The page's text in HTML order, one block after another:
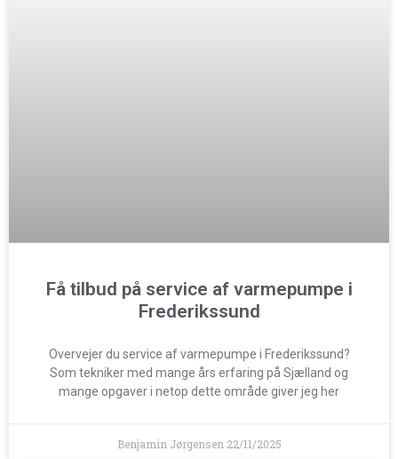
Få tilbud på service af varmepumpe i
Frederikssund
Overvejer du service af varmepumpe i Frederikssund?
Som tekniker med mange års erfaring på Sjælland og
mange opgaver i netop dette område giver jeg her
Benjamin Jørgensen 22/11/2025